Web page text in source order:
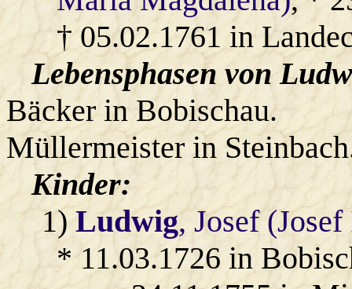
† 05.02.1761 in
Lebensphasen von
Bäcker in Bobischau.
Müllermeister in
Kinder:
1)Ludwig, Josef
* 11.03.1726 in